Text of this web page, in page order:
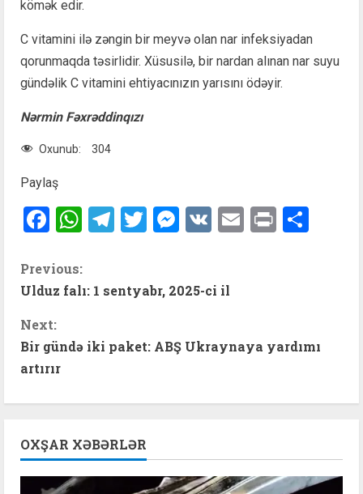
kömək edir.
C vitamini ilə zəngin bir meyvə olan nar infeksiyadan
qorunmaqda təsirlidir. Xüsusilə, bir nardan alınan nar suyu
gündəlik C vitamini ehtiyacınızın yarısını ödəyir.
Nərmin Fəxrəddinqızı
Oxunub: 304
Paylaş
Facebook
WhatsApp
Telegram
Twitter
Messenger
VK Email
Print
C
n
t
i
n
u
Previous:
Ulduz falı: 1 sentyabr, 2025-ci il
Next:
Bir gündə iki paket: ABŞ Ukraynaya yardımı
artırır
OXŞAR XƏBƏRLƏR